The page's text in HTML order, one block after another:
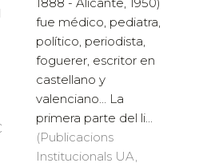
1888 - Alicante, 1950)
fue médico, pediatra,
político, periodista,
foguerer, escritor en
castellano y
valenciano… La
primera parte del li...
(Publicacions
Institucionals UA,